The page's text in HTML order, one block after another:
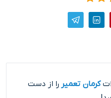
کرمان تعمیر را از دست